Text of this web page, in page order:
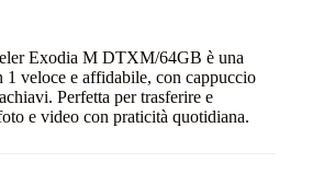
Exodia M DTXM/64GB è una
veloce e affidabile, con cappuccio
Perfetta per trasferire e
e video con praticità quotidiana.